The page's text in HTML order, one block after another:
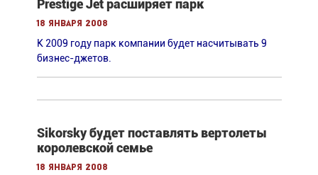
Prestige Jet расширяет парк
18 января 2008
К 2009 году парк компании будет насчитывать 9
бизнес-джетов.
Sikorsky будет поставлять вертолеты
королевской семье
18 января 2008